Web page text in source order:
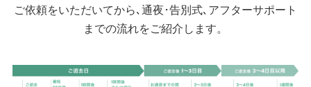
ご依頼をいただいてから､通夜･告別式､アフターサポート
までの流れをご紹介します。